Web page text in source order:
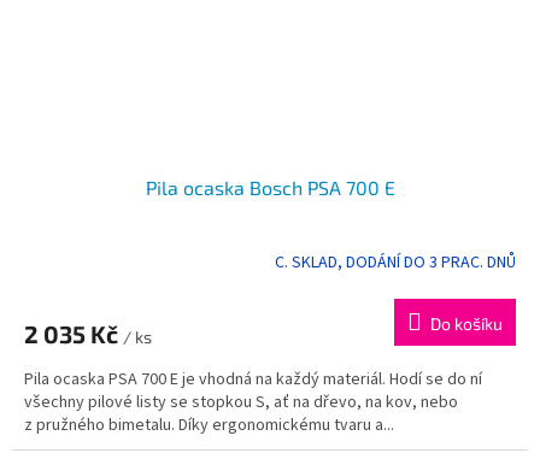
Pila ocaska Bosch PSA 700 E
je
z
5
hvězdiček.
C. SKLAD, DODÁNÍ DO 3 PRAC. DNŮ
2 035 Kč / ks
Do košíku
Pila ocaska PSA 700 E je vhodná na každý materiál. Hodí se do ní
všechny pilové listy se stopkou S, ať na dřevo, na kov, nebo
z pružného bimetalu. Díky ergonomickému tvaru a...